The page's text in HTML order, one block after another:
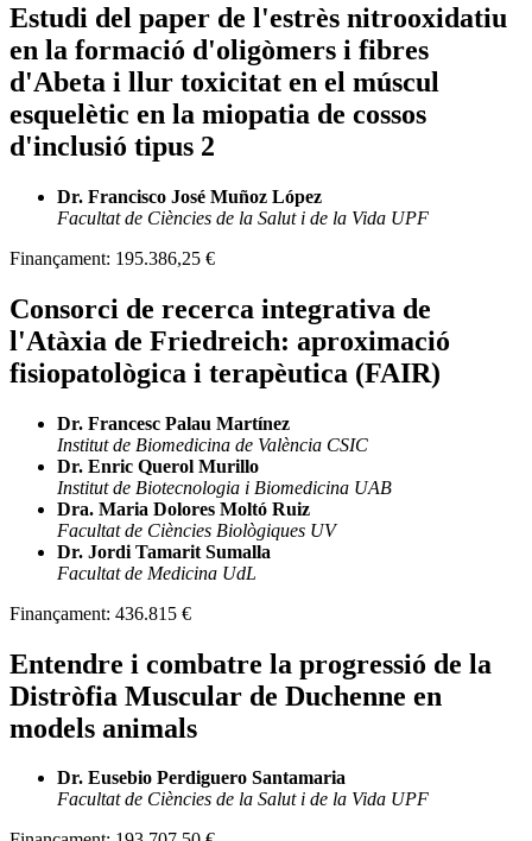
Estudi del paper de l'estrès nitrooxidatiu
en la formació d'oligòmers i fibres
d'Abeta i llur toxicitat en el múscul
esquelètic en la miopatia de cossos
d'inclusió tipus 2
Dr. Francisco José Muñoz López
Facultat de Ciències de la Salut i de la Vida UPF
Finançament: 195.386,25 €
Consorci de recerca integrativa de
l'Atàxia de Friedreich: aproximació
fisiopatològica i terapèutica (FAIR)
Dr. Francesc Palau Martínez
Institut de Biomedicina de València CSIC
Dr. Enric Querol Murillo
Institut de Biotecnologia i Biomedicina UAB
Dra. Maria Dolores Moltó Ruiz
Facultat de Ciències Biològiques UV
Dr. Jordi Tamarit Sumalla
Facultat de Medicina UdL
Finançament: 436.815 €
Entendre i combatre la progressió de la
Distròfia Muscular de Duchenne en
models animals
Dr. Eusebio Perdiguero Santamaria
Facultat de Ciències de la Salut i de la Vida UPF